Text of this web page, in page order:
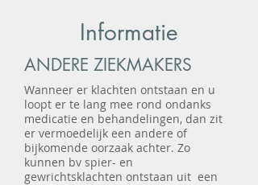
Informatie
ANDERE ZIEKMAKERS
Wanneer er klachten ontstaan en u
loopt er te lang mee rond ondanks
medicatie en behandelingen, dan zit
er vermoedelijk een andere of
bijkomende oorzaak achter. Zo
kunnen bv spier- en
gewrichtsklachten ontstaan uit een